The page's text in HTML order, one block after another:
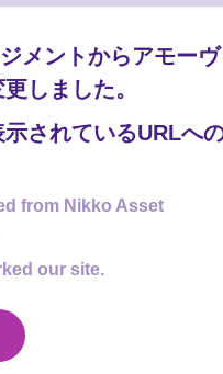
10,000円の頃に比べて
頃の「中身」と今の「
た銘柄を外して、割安
せん。
かどうか」
です。過去
準価額で買って良いの
りません。だからこそ
経済は成長するんだか
モーヴァ・アセットはお
メントからアモーヴ
しました。
されているURLへ
from Nikko Asset
our site.